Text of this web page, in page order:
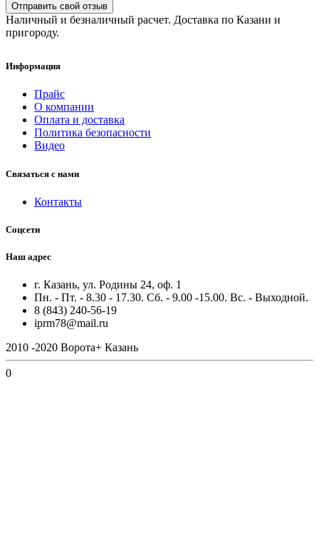
Отправить свой отзыв
Наличный и безналичный расчет. Доставка по Казани и
пригороду.
Информация
Прайс
О компании
Оплата и доставка
Политика безопасности
Видео
Связаться с нами
Контакты
Соцсети
Наш адрес
г. Казань, ул. Родины 24, оф. 1
Пн. - Пт. - 8.30 - 17.30. Сб. - 9.00 -15.00. Вс. - Выходной.
8 (843) 240-56-19
iprm78@mail.ru
2010 -2020 Ворота+ Казань
0